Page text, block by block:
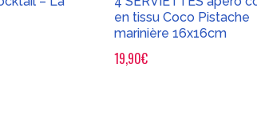
en tissu Coco Pistache
marinière 16x16cm
19,90€